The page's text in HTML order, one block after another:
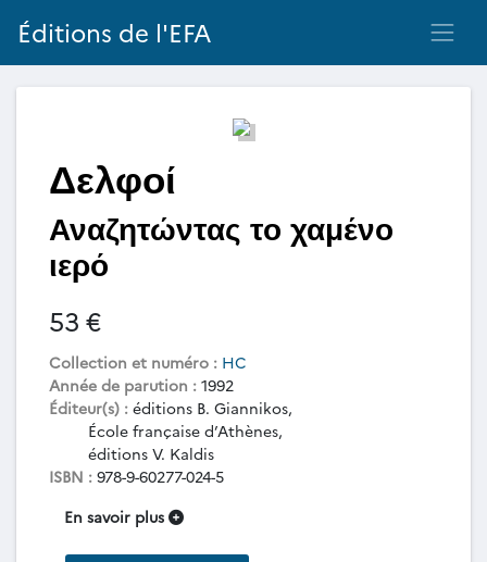
Éditions de l'EFA
Δελφοί
Αναζητώντας το χαμένο
ιερό
53 €
Collection et numéro : HC
Année de parution : 1992
Éditeur(s) : éditions B. Giannikos,
École française d’Athènes,
éditions V. Kaldis
ISBN : 978-9-60277-024-5
En savoir plus